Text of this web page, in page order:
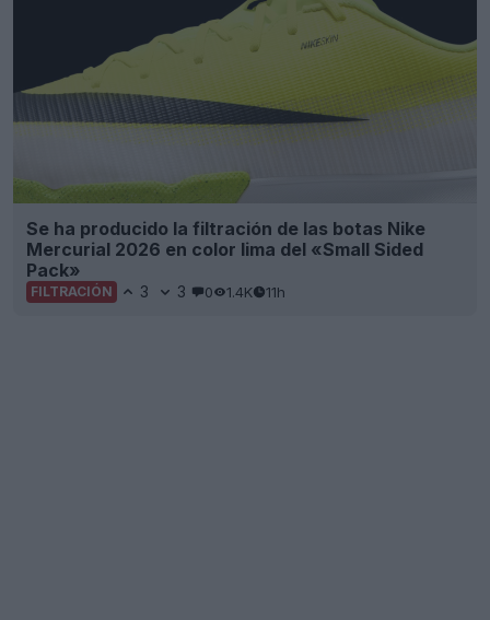
Se ha producido la filtración de las botas Nike
Mercurial 2026 en color lima del «Small Sided
Pack»
FILTRACIÓN 3 3 0 1.4K 11h